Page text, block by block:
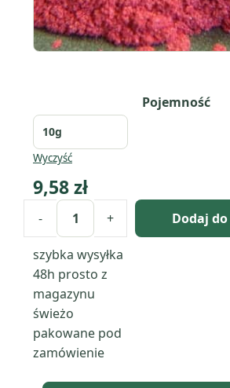
Pojemność
Wyczyść
9,58zł
- + Dodaj
szybka wysyłka
48h prosto z
magazynu
świeżo
pakowane pod
zamówienie